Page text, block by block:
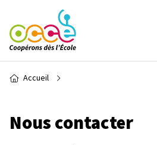
Aller au contenu principal
Fil d'Ariane
Accueil
Nous contacter